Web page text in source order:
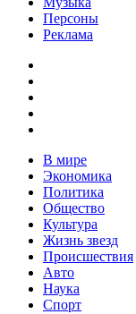
Персоны
Реклама
В мире
Экономика
Политика
Общество
Культура
Жизнь звезд
Происшествия
Авто
Наука
Спорт